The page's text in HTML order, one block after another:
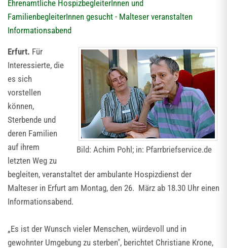
Ehrenamtliche HospizbegleiterInnen und
FamilienbegleiterInnen gesucht - Malteser veranstalten
Informationsabend
Bild: Achim Pohl; in: Pfarrbriefservice.de
Erfurt. Für
Interessierte, die
es sich
vorstellen
können,
Sterbende und
deren Familien
auf ihrem
letzten Weg zu
begleiten, veranstaltet der ambulante Hospizdienst der
Malteser in Erfurt am Montag, den 26. März ab 18.30 Uhr einen
Informationsabend.
„Es ist der Wunsch vieler Menschen, würdevoll und in
gewohnter Umgebung zu sterben", berichtet Christiane Krone,